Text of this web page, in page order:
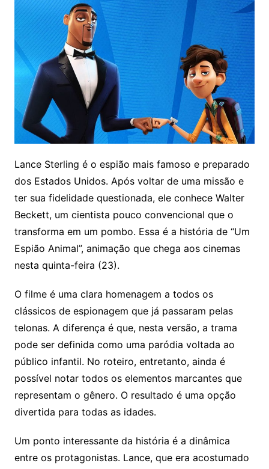
Lance Sterling é o espião mais famoso e preparado
dos Estados Unidos. Após voltar de uma missão e
ter sua fidelidade questionada, ele conhece Walter
Beckett, um cientista pouco convencional que o
transforma em um pombo. Essa é a história de “Um
Espião Animal”, animação que chega aos cinemas
nesta quinta-feira (23).
O filme é uma clara homenagem a todos os
clássicos de espionagem que já passaram pelas
telonas. A diferença é que, nesta versão, a trama
pode ser definida como uma paródia voltada ao
público infantil. No roteiro, entretanto, ainda é
possível notar todos os elementos marcantes que
representam o gênero. O resultado é uma opção
divertida para todas as idades.
Um ponto interessante da história é a dinâmica
entre os protagonistas. Lance, que era acostumado